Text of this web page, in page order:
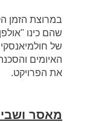
במרוצת הזמן
שהם כינו
של
האיומים
את הפרויקט.
מאסר